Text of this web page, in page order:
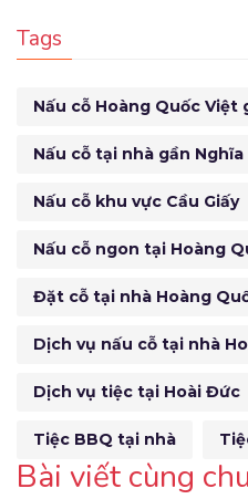
Tags
Nấu cỗ Hoàng Quốc Việt
Nấu cỗ tại nhà gần Nghĩa
Nấu cỗ khu vực Cầu Giấy
Nấu cỗ ngon tại Hoàng
Đặt cỗ tại nhà Hoàng
Dịch vụ nấu cỗ tại nhà
Dịch vụ tiệc tại Hoài Đức
Tiệc BBQ tại nhà
Bài viết cùng